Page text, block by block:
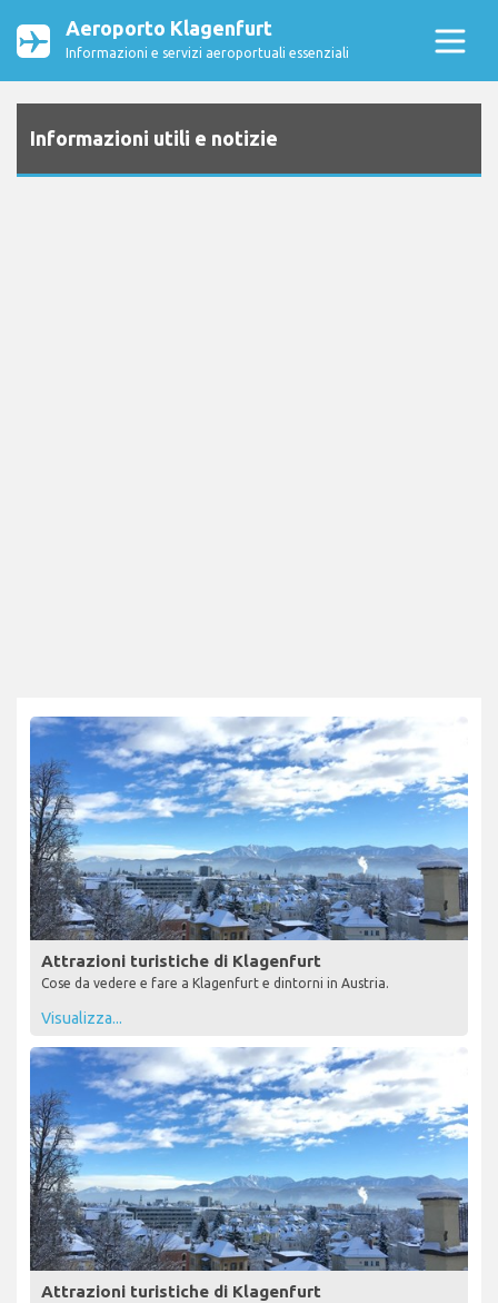
Aeroporto Klagenfurt
Informazioni e servizi aeroportuali essenziali
Informazioni utili e notizie
Attrazioni turistiche di Klagenfurt
Cose da vedere e fare a Klagenfurt e dintorni in Austria.
Visualizza...
Attrazioni turistiche di Klagenfurt